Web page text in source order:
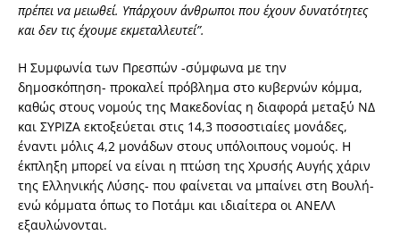
πρέπει να μειωθεί. Υπάρχουν άνθρωποι που έχουν δυνατότητες
και δεν τις έχουμε εκμεταλλευτεί”.
Η Συμφωνία των Πρεσπών -σύμφωνα με την
δημοσκόπηση- προκαλεί πρόβλημα στο κυβερνών κόμμα,
καθώς στους νομούς της Μακεδονίας η διαφορά μεταξύ ΝΔ
και ΣΥΡΙΖΑ εκτοξεύεται στις 14,3 ποσοστιαίες μονάδες,
έναντι μόλις 4,2 μονάδων στους υπόλοιπους νομούς. Η
έκπληξη μπορεί να είναι η πτώση της Χρυσής Αυγής χάριν
της Ελληνικής Λύσης- που φαίνεται να μπαίνει στη Βουλή-
ενώ κόμματα όπως το Ποτάμι και ιδιαίτερα οι ΑΝΕΛΛ
εξαυλώνονται.